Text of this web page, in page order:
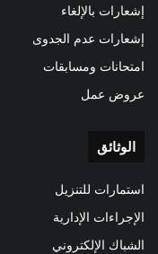
إشعارات بالإلغاء
إشعارات عدم الجدوى
امتحانات ومسابقات
عروض عمل
الوثائق
استمارات للتنزيل
الإجراءات الإدارية
الشباك الإلكتروني